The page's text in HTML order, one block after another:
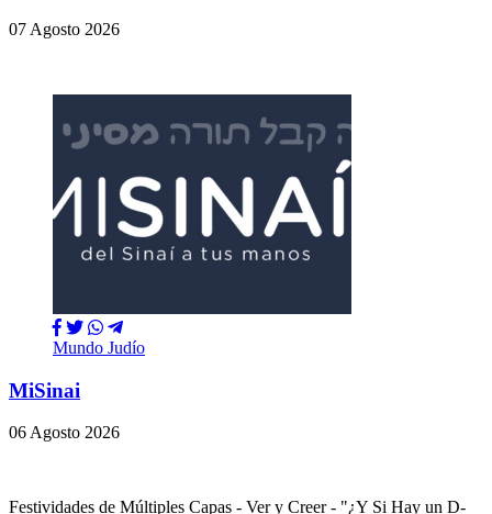
07 Agosto 2026
Mundo Judío
MiSinai
06 Agosto 2026
Festividades de Múltiples Capas - Ver y Creer - "¿Y Si Hay un D-